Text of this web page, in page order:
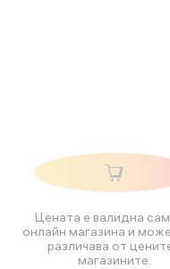
Цената е валидна
онлайн магазина и
различава от
магазините.